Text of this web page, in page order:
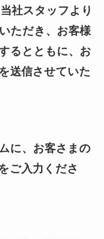
社スタッフより
ただき、お客様
るとともに、お
送信させていた
に、お客さまの
ご入力くださ